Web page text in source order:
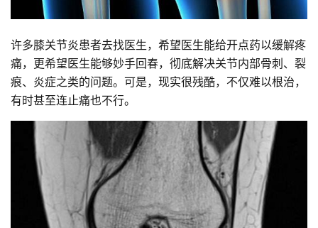
许多膝关节炎患者去找医生，希望医生能给开点药以缓解疼
痛，更希望医生能够妙手回春，彻底解决关节内部骨刺、裂
痕、炎症之类的问题。可是，现实很残酷，不仅难以根治，
有时甚至连止痛也不行。